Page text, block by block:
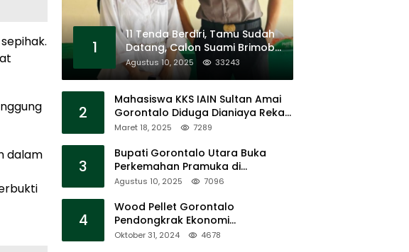
dalam
1
11 Tenda Berdiri, Tamu Sudah
Datang, Calon Suami Brimob
Tak Pernah Muncul
Agustus 10, 2025 33243
2
Mahasiswa KKS IAIN Sultan Amai
Gorontalo Diduga Dianiaya Rekan
Sendiri di Popayato Barat
Maret 18, 2025 7289
3
Bupati Gorontalo Utara Buka
Perkemahan Pramuka di
Sumalata
Agustus 10, 2025 7096
4
Wood Pellet Gorontalo
Pendongkrak Ekonomi
Masyarakat Dan Mendorong
Oktober 31, 2024 4678